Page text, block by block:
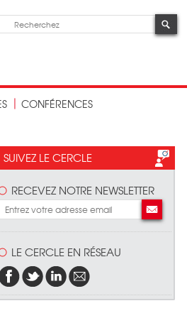
CONFÉRENCES
SUIVEZ LE CERCLE
RECEVEZ NOTRE NEWSLETTER
LE CERCLE EN RÉSEAU